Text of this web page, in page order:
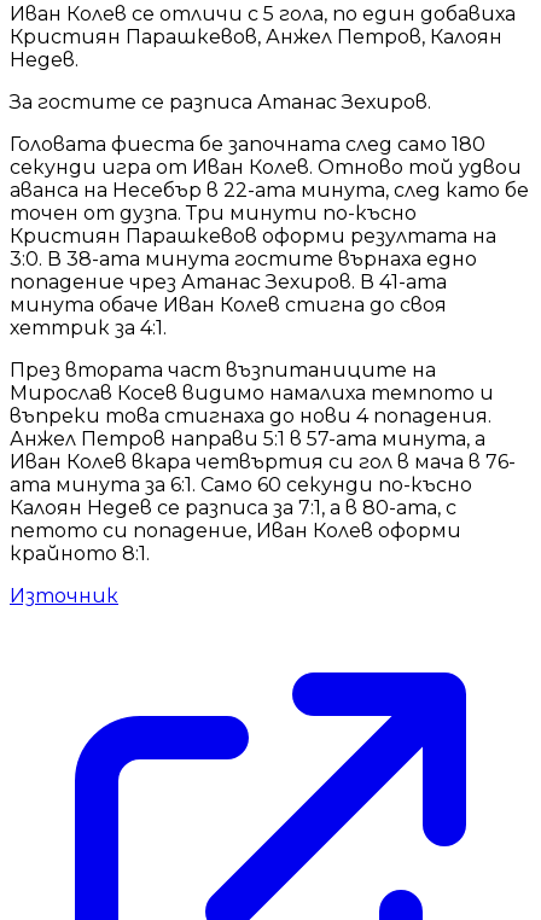
Иван Колев се отличи с 5 гола, по един добавиха
Кристиян Парашкевов, Анжел Петров, Калоян
Недев.
За гостите се разписа Атанас Зехиров.
Головата фиеста бе започната след само 180
секунди игра от Иван Колев. Отново той удвои
аванса на Несебър в 22-ата минута, след като бе
точен от дузпа. Три минути по-късно
Кристиян Парашкевов оформи резултата на
3:0. В 38-ата минута гостите върнаха едно
попадение чрез Атанас Зехиров. В 41-ата
минута обаче Иван Колев стигна до своя
хеттрик за 4:1.
През втората част възпитаниците на
Мирослав Косев видимо намалиха темпото и
въпреки това стигнаха до нови 4 попадения.
Анжел Петров направи 5:1 в 57-ата минута, а
Иван Колев вкара четвъртия си гол в мача в 76-
ата минута за 6:1. Само 60 секунди по-късно
Калоян Недев се разписа за 7:1, а в 80-ата, с
петото си попадение, Иван Колев оформи
крайното 8:1.
Източник